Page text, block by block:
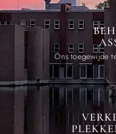
Ons toegewijde